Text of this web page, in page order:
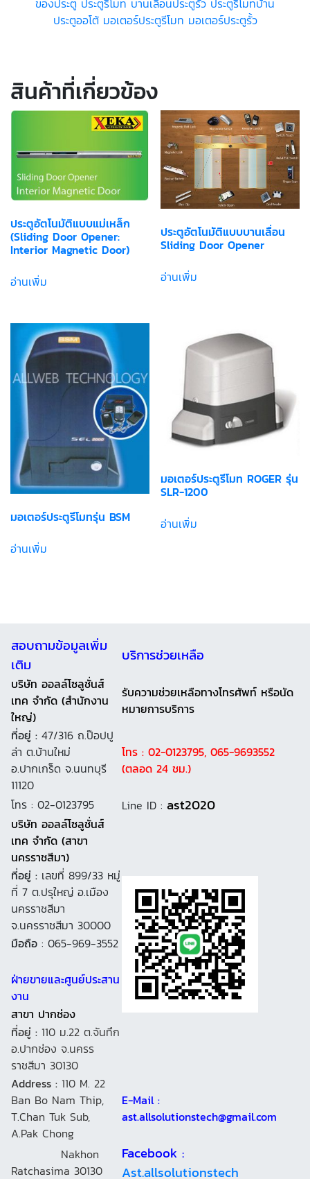
ประตูออโต้ มอเตอร์ประตูรีโมท มอเตอร์ประตูรั้ว
สินค้าที่เกี่ยวข้อง
ประตูอัตโนมัติแบบแม่เหล็ก
(Sliding Door Opener:
Interior Magnetic Door)
อ่านเพิ่ม
ประตูอัตโนมัติแบบบานเลื่อน
Sliding Door Opener
อ่านเพิ่ม
มอเตอร์ประตูรีโมทรุ่น BSM
อ่านเพิ่ม
มอเตอร์ประตูรีโมท ROGER รุ่น
SLR-1200
อ่านเพิ่ม
สอบถามข้อมูลเพิ่ม
เติม
บริการช่วยเหลือ
บริษัท ออลล์โซลูชั่นส์
เทค จำกัด (สำนักงาน
ใหญ่)
รับความช่วยเหลือทางโทรศัพท์ หรือนัด
หมายการบริการ
ที่อยู่ : 47/316 ถ.ป๊อปปู
ล่า ต.บ้านใหม่
อ.ปากเกร็ด จ.นนทบุรี
11120
โทร : 02-0123795, 065-9693552
(ตลอด 24 ชม.)
โทร : 02-0123795 Line ID : ast2020
บริษัท ออลล์โซลูชั่นส์
เทค จำกัด (สาขา
นครราชสีมา)
ที่อยู่ : เลขที่ 899/33 หมู่
ที่ 7 ต.ปรุใหญ่ อ.เมือง
นครราชสีมา
จ.นครราชสีมา 30000
มือถือ : 065-969-3552
ฝ่ายขายและศูนย์ประสาน
งาน
สาขา ปากช่อง
ที่อยู่ : 110 ม.22 ต.จันทึก
อ.ปากช่อง จ.นครร
ราชสีมา 30130
Address : 110 M. 22
Ban Bo Nam Thip,
T.Chan Tuk Sub,
A.Pak Chong
E-Mail :
ast.allsolutionstech@gmail.com
Nakhon
Ratchasima 30130
Facebook :
Ast.allsolutionstech